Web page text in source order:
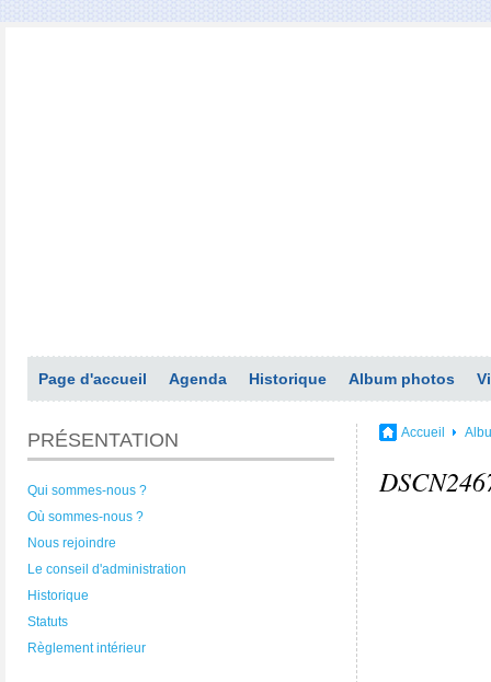
Page d'accueil Agenda Historique Album photos
PRÉSENTATION
Qui sommes-nous ?
Où sommes-nous ?
Nous rejoindre
Le conseil d'administration
Historique
Statuts
Règlement intérieur
Accueil